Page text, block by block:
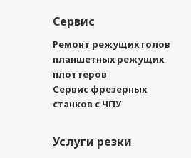
Сервис
Ремонт режущих голов
планшетных режущих
плоттеров
Сервис фрезерных
станков с ЧПУ
Услуги резки